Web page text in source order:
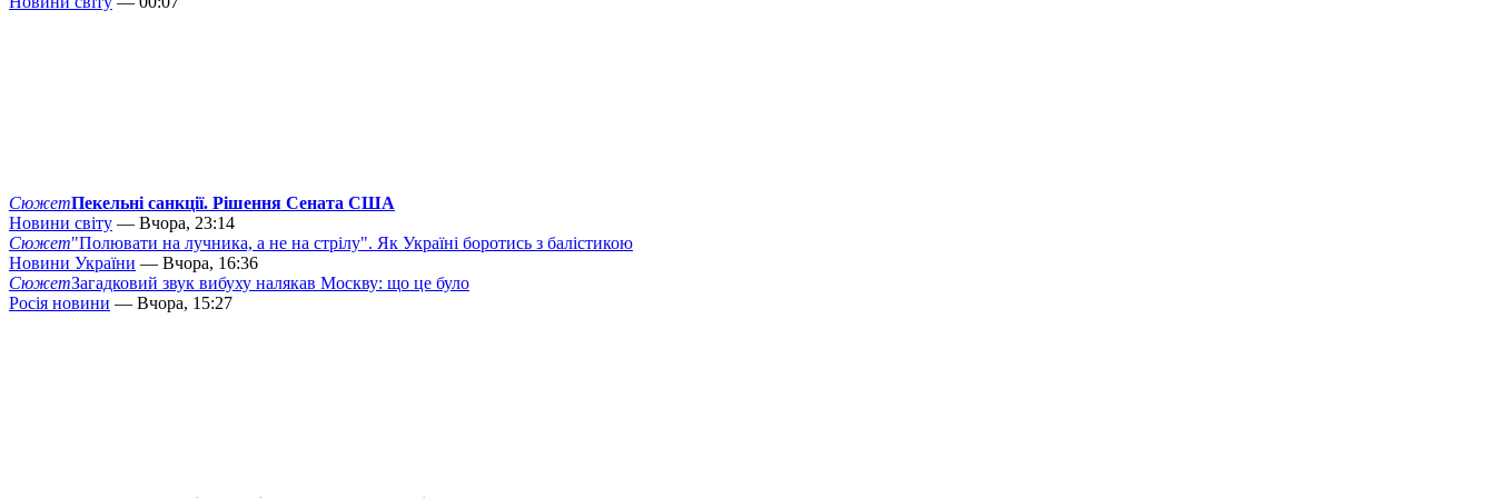
СюжетПекельні санкції. Рішення Сената США
Новини світу — Вчора, 23:14
Сюжет"Полювати на лучника, а не на стрілу". Як Україні боротись з балістикою
Новини України — Вчора, 16:36
СюжетЗагадковий звук вибуху налякав Москву: що це було
Росія новини — Вчора, 15:27